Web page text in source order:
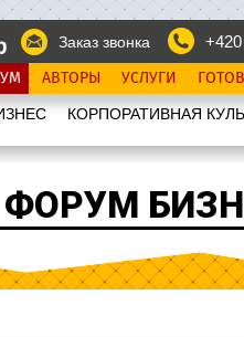
Заказ звонка
АВТОРЫ УСЛУГИ
КОРПОРАТИВНАЯ
ФОРУМ